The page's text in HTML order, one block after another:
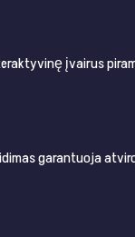
įvairus
garantuoja